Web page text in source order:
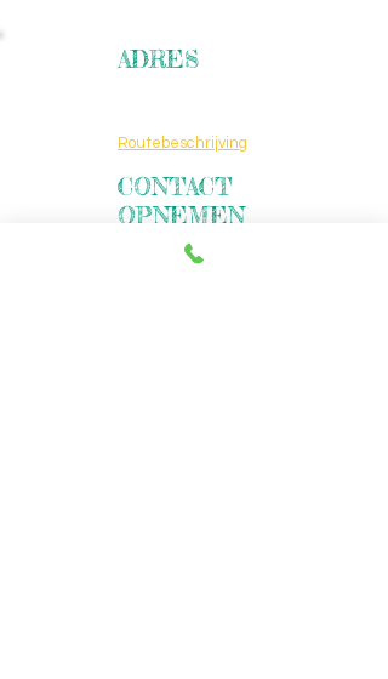
ADRES
Routebeschrijving
CONTACT
OPNEMEN
06 55151666
Niet voor acquisitie